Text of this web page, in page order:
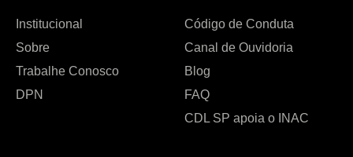
Institucional
Sobre
Trabalhe Conosco
DPN
Código de Conduta
Canal de Ouvidoria
Blog
FAQ
CDL SP apoia o INAC